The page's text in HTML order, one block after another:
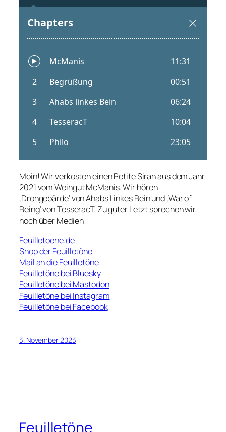
Moin! Wir verkosten einen Petite Sirah aus dem Jahr
2021 vom Weingut McManis. Wir hören
‚Drohgebärde‘ von Ahabs Linkes Bein und ‚War of
Being‘ von TesseracT. Zu guter Letzt sprechen wir
noch über Medien
Feuilletoene.de
Shop der Feuilletöne
Mail an die Feuilletöne
Feuilletöne bei Bluesky
Feuilletöne bei Mastodon
Feuilletöne bei Instagram
Feuilletöne bei Facebook
3. November 2023
Feuilletöne